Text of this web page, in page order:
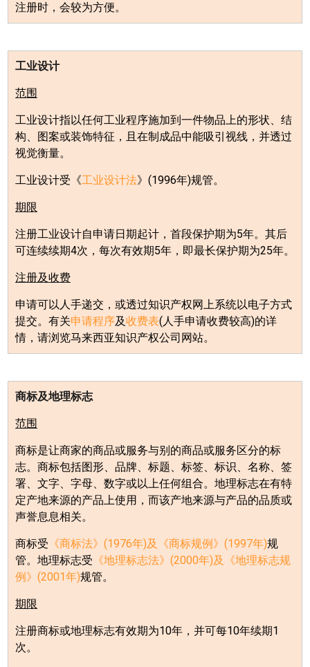
注册时，会较为方便。
工业设计
范围
工业设计指以任何工业程序施加到一件物品上的形状、结
构、图案或装饰特征，且在制成品中能吸引视线，并透过
视觉衡量。
工业设计受《工业设计法》 (1996年)规管。
期限
注册工业设计自申请日期起计，首段保护期为5年。其后
可连续续期4次，每次有效期5年，即最长保护期为25年。
注册及收费
申请可以人手递交，或透过知识产权网上系统以电子方式
提交。有关申请程序及收费表(人手申请收费较高)的详
情，请浏览马来西亚知识产权公司网站。
商标及地理标志
范围
商标是让商家的商品或服务与别的商品或服务区分的标
志。商标包括图形、品牌、标题、标签、标识、名称、签
署、文字、字母、数字或以上任何组合。地理标志在有特
定产地来源的产品上使用，而该产地来源与产品的品质或
声誉息息相关。
商标受 《商标法》 (1976年)及《商标规例》 (1997年)规
管。地理标志受 《地理标志法》 (2000年)及《地理标志规
例》 (2001年)规管。
期限
注册商标或地理标志有效期为10年，并可每10年续期1
次。